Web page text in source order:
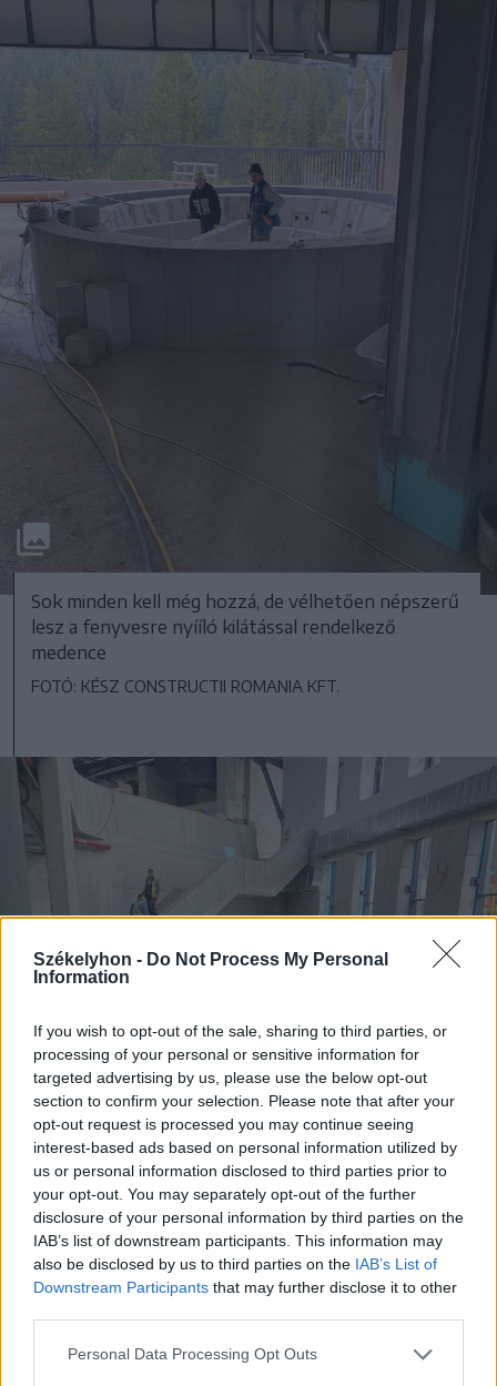
Székelyhon - Do Not Process My Personal
Information
If you wish to opt-out of the sale, sharing to third parties, or
processing of your personal or sensitive information for
targeted advertising by us, please use the below opt-out
section to confirm your selection. Please note that after your
opt-out request is processed you may continue seeing
interest-based ads based on personal information utilized by
us or personal information disclosed to third parties prior to
your opt-out. You may separately opt-out of the further
disclosure of your personal information by third parties on the
IAB’s list of downstream participants. This information may
also be disclosed by us to third parties on the IAB’s List of
Downstream Participants that may further disclose it to other
Personal Data Processing Opt Outs
Sok minden kell még hozzá, de vélhetően népszerű
lesz a fenyvesre nyííló kilátással rendelkező
medence
FOTÓ: KÉSZ CONSTRUCTII ROMANIA KFT.